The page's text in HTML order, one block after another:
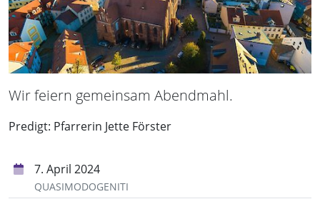
Wir feiern gemeinsam Abendmahl.
Predigt: Pfarrerin Jette Förster
7. April 2024
QUASIMODOGENITI